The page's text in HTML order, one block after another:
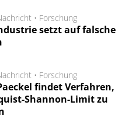
• Forschung
setzt auf falsche
• Forschung
findet Verfahren,
Shannon-Limit zu